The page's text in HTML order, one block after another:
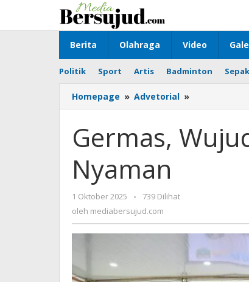
konten
Berita Olahraga Video
Politik Sport Artis Badminton
Homepage » Advetorial »
Wujudkan
Sehat
dan
Germas,
Nyaman
1 Oktober 2025
oleh
mediabersujud.com
-
739 Dilihat
oleh mediabersujud.com